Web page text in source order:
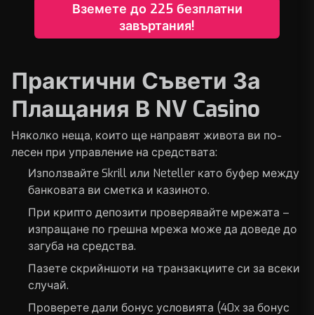
Вземете до 225 безплатни
завъртания!
Практични Съвети За
Плащания В NV Casino
Няколко неща, които ще направят живота ви по-
лесен при управление на средствата:
Използвайте Skrill или Neteller като буфер между
банковата ви сметка и казиното.
При крипто депозити проверявайте мрежата –
изпращане по грешна мрежа може да доведе до
загуба на средства.
Пазете скрийншоти на транзакциите си за всеки
случай.
Проверете дали бонус условията (40x за бонус